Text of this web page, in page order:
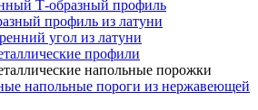
Т-образный профиль
профиль из латуни
угол из латуни
профили
напольные порожки
напольные пороги из нержавеющей